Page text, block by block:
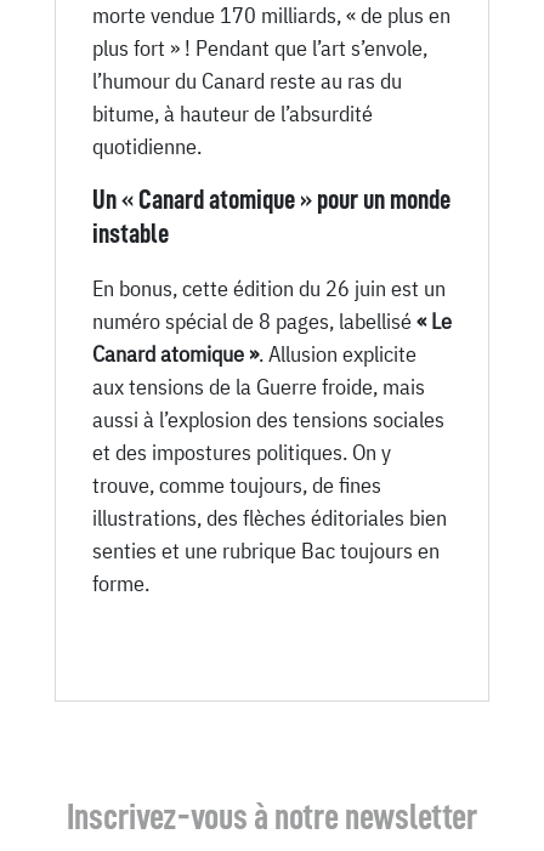
morte vendue 170 milliards, « de plus en
plus fort » ! Pendant que l’art s’envole,
l’humour du Canard reste au ras du
bitume, à hauteur de l’absurdité
quotidienne.
Un « Canard atomique » pour un monde
instable
En bonus, cette édition du 26 juin est un
numéro spécial de 8 pages, labellisé« Le
Canard atomique ». Allusion explicite
aux tensions de la Guerre froide, mais
aussi à l’explosion des tensions sociales
et des impostures politiques. On y
trouve, comme toujours, de fines
illustrations, des flèches éditoriales bien
senties et une rubrique Bac toujours en
forme.
Inscrivez-vous à notre newsletter